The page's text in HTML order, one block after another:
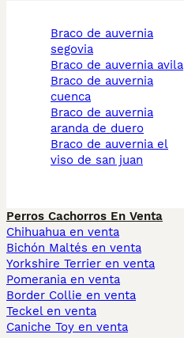
braco de auvernia
segovia
braco de auvernia avila
braco de auvernia
cuenca
braco de auvernia
aranda de duero
braco de auvernia el
viso de san juan
Perros Cachorros En Venta
Chihuahua en venta
Bichón Maltés en venta
Yorkshire Terrier en venta
Pomerania en venta
Border Collie en venta
Teckel en venta
Caniche Toy en venta